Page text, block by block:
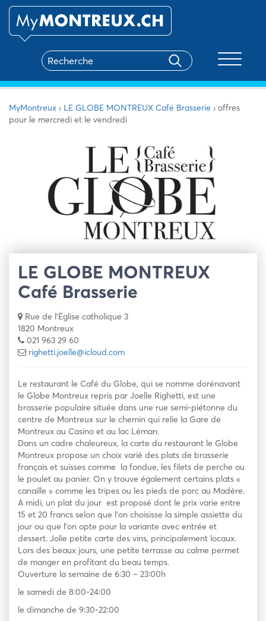
MyMontreux › LE GLOBE MONTREUX Café Brasserie › offres
pour le mercredi et le vendredi
LE GLOBE MONTREUX
Café Brasserie
Rue de l'Église catholique 3
1820 Montreux
021 963 29 60
righetti.joelle@icloud.com
Le restaurant le Café du Globe, qui se nomme dorénavant
le Globe Montreux repris par Joelle Righetti, est une
brasserie populaire située dans une rue semi-piétonne du
centre de Montreux sur le chemin qui relie la Gare de
Montreux au Casino et au lac Léman.
Dans un cadre chaleureux, la carte du restaurant le Globe
Montreux propose un choix varié des plats de brasserie
français et suisses comme la fondue, les filets de perche ou
le poulet au panier. On y trouve également certains plats «
canaille » comme les tripes ou les pieds de porc au Madère.
A midi, un plat du jour est proposé dont le prix varie entre
15 et 20 francs selon que l’on choisisse la simple assiette du
jour ou que l’on opte pour la variante avec entrée et
dessert. Jolie petite carte des vins, principalement locaux.
Lors des beaux jours, une petite terrasse au calme permet
de manger en profitant du beau temps.
Ouverture la semaine de 6:30 – 23:00h
le samedi de 8:00-24:00
le dimanche de 9:30-22:00